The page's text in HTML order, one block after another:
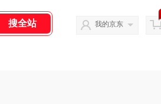
我的京东